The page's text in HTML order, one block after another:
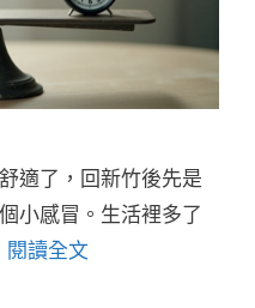
適了，回新竹後先是
小感冒。生活裡多了
閱讀全文